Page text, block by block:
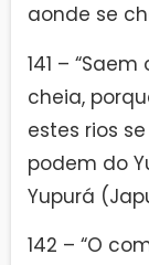
aonde se
141 –
cheia,
estes rios
podem do
Yupurá
142 – “O